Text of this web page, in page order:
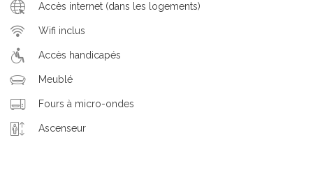
Accès internet (dans les logements)
Wifi inclus
Accès handicapés
Meublé
Fours à micro-ondes
Ascenseur